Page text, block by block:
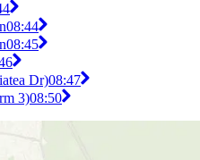
08:44
08:45
Dr)08:47
3)08:50